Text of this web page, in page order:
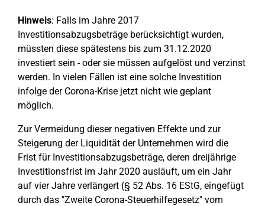
Hinweis: Falls im Jahre 2017
Investitionsabzugsbeträge berücksichtigt wurden,
müssten diese spätestens bis zum 31.12.2020
investiert sein - oder sie müssen aufgelöst und verzinst
werden. In vielen Fällen ist eine solche Investition
infolge der Corona-Krise jetzt nicht wie geplant
möglich.
Zur Vermeidung dieser negativen Effekte und zur
Steigerung der Liquidität der Unternehmen wird die
Frist für Investitionsabzugsbeträge, deren dreijährige
Investitionsfrist im Jahr 2020 ausläuft, um ein Jahr
auf vier Jahre verlängert (§ 52 Abs. 16 EStG, eingefügt
durch das "Zweite Corona-Steuerhilfegesetz" vom